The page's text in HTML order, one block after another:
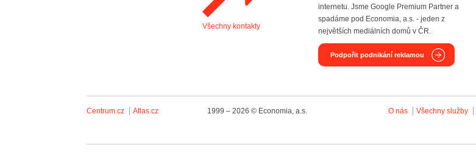
Všechny kontakty
internetu. Jsme Google Premium Partner a
spadáme pod Economia, a.s. - jeden z
největších mediálních domů v ČR.
Podpořit podnikání reklamou
Centrum.cz Atlas.cz 1999 – 2026 © Economia, a.s. O nás Všechny služby